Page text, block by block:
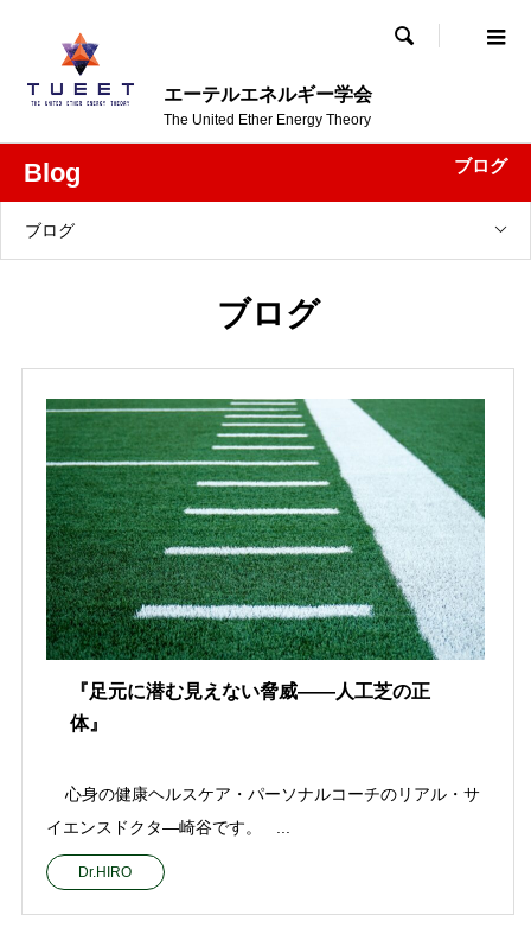
エーテルエネルギー学会
The United Ether Energy Theory

Blog ブログ
ブログ
ブログ
『足元に潜む見えない脅威——人工芝の正
体』
心身の健康ヘルスケア・パーソナルコーチのリアル・サ
イエンスドクタ—崎谷です。 ...
Dr.HIRO